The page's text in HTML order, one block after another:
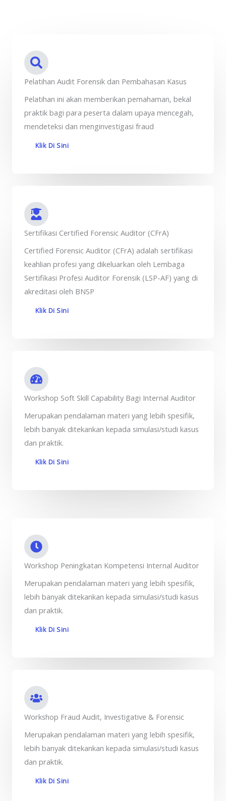
Pelatihan Audit Forensik dan Pembahasan Kasus
Pelatihan ini akan memberikan pemahaman, bekal
praktik bagi para peserta dalam upaya mencegah,
mendeteksi dan menginvestigasi fraud
Klik Di Sini
Sertifikasi Certified Forensic Auditor (CFrA)
Certified Forensic Auditor (CFrA) adalah sertifikasi
keahlian profesi yang dikeluarkan oleh Lembaga
Sertifikasi Profesi Auditor Forensik (LSP-AF) yang di
akreditasi oleh BNSP
Klik Di Sini
Workshop Soft Skill Capability Bagi Internal Auditor
Merupakan pendalaman materi yang lebih spesifik,
lebih banyak ditekankan kepada simulasi/studi kasus
dan praktik.
Klik Di Sini
Workshop Peningkatan Kompetensi Internal Auditor
Merupakan pendalaman materi yang lebih spesifik,
lebih banyak ditekankan kepada simulasi/studi kasus
dan praktik.
Klik Di Sini
Workshop Fraud Audit, Investigative & Forensic
Merupakan pendalaman materi yang lebih spesifik,
lebih banyak ditekankan kepada simulasi/studi kasus
dan praktik.
Klik Di Sini